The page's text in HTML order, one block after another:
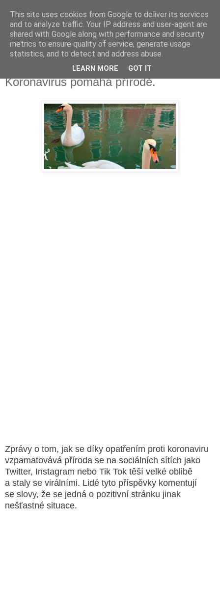
Fakečlánky
Věř všemu co tady vidíš.
neděle 22. března 2020
Koronavirus pomáhá přírodě.
Zprávy o tom, jak se díky opatřením proti koronaviru
vzpamatovává příroda se na sociálních sítích jako
Twitter, Instagram nebo Tik Tok těší velké oblibě
a staly se virálními. Lidé tyto příspěvky komentují
se slovy, že se jedná o pozitivní stránku jinak
nešťastné situace.
This site uses cookies from Google to deliver its services
and to analyze traffic. Your IP address and user-agent are
shared with Google along with performance and security
metrics to ensure quality of service, generate usage
statistics, and to detect and address abuse.
LEARN MORE GOT IT